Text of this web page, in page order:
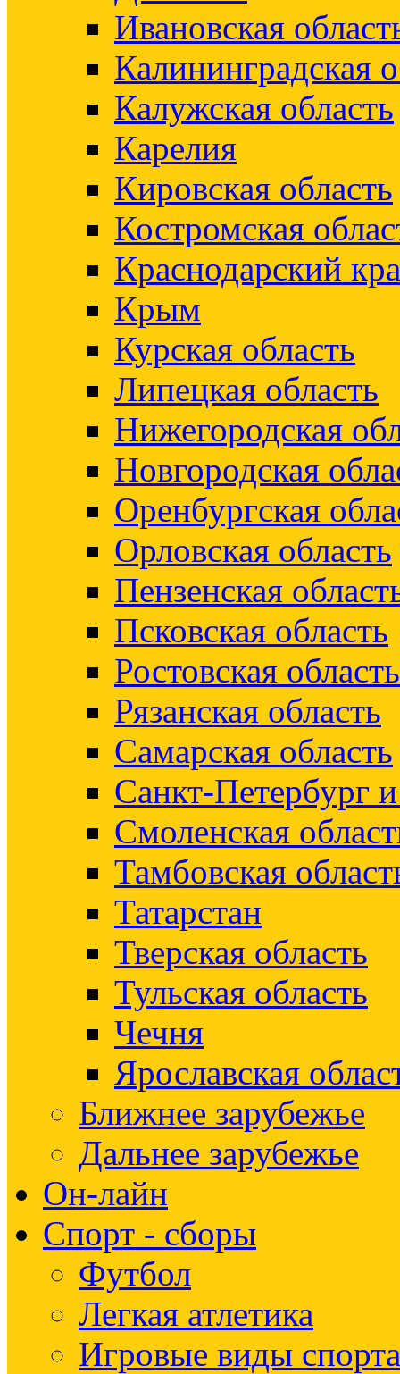
Ивановская
Калининградская
Калужская область
Карелия
Кировская область
Костромская
Краснодарский
Крым
Курская область
Липецкая область
Нижегородская
Новгородская
Оренбургская
Орловская область
Пензенская
Псковская область
Ростовская область
Рязанская область
Самарская область
Санкт-Петербург
Смоленская
Тамбовская
Татарстан
Тверская область
Тульская область
Чечня
Ярославская
Ближнее зарубежье
Дальнее зарубежье
Он-лайн
Спорт - сборы
Футбол
Легкая атлетика
Игровые виды спорта